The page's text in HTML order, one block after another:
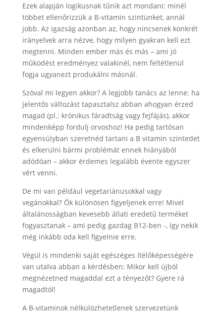
Ezek alapján logikusnak tűnik azt mondani: minél
többet ellenőrizzük a B-vitamin szintünket, annál
jobb. Az igazság azonban az, hogy nincsenek konkrét
irányelvek arra nézve, hogy milyen gyakran kell ezt
megtenni. Minden ember más és más – ami jó
működést eredményez valakinél, nem feltétlenül
fogja ugyanezt produkálni másnál.
Szóval mi legyen akkor? A legjobb tanács az lenne: ha
jelentős változást tapasztalsz abban ahogyan érzed
magad (pl.: krónikus fáradtság vagy fejfájás), akkor
mindenképp fordulj orvoshoz! Ha pedig tartósan
egyensúlyban szeretnéd tartani a B vitamin szintedet
és elkerülni bármi problémát ennek hiányából
adódóan – akkor érdemes legalább évente egyszer
vért venni.
De mi van például vegetariánusokkal vagy
vegánokkal? Ők különösen figyeljenek erre! Mivel
általánosságban kevesebb állati eredetű terméket
fogyasztanak – ami pedig gazdag B12-ben -, így nekik
még inkább oda kell figyelnie erre.
Végül is mindenki saját egészéges ítélőképességére
van utalva abban a kérdésben: Mikor kell újból
megnézetned magaddal ezt a tényezőt? Gyere rá
magadtól!
A B-vitaminok nélkülözhetetlenek szervezetünk